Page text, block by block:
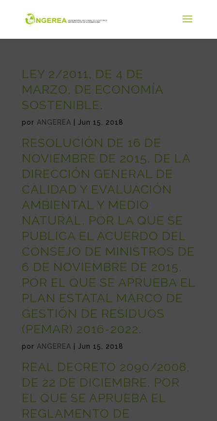
LEY 2/2011, DE 4 DE
MARZO, DE ECONOMÍA
SOSTENIBLE.
por ANGEREA Jun 15, 2018
RESOLUCIÓN DE 16 DE
NOVIEMBRE DE 2015, DE LA
DIRECCIÓN GENERAL DE
CALIDAD Y EVALUACIÓN
AMBIENTAL Y MEDIO
NATURAL, POR LA QUE SE
PUBLICA EL ACUERDO DEL
CONSEJO DE MINISTROS DE
6 DE NOVIEMBRE DE 2015,
POR EL QUE SE APRUEBA EL
PLAN ESTATAL MARCO DE
GESTIÓN DE RESIDUOS
(PEMAR) 2016-2022.
por ANGEREA Jun 15, 2018
REAL DECRETO 2090/2008,
DE 22 DE DICIEMBRE, POR
EL QUE SE APRUEBA EL
REGLAMENTO DE